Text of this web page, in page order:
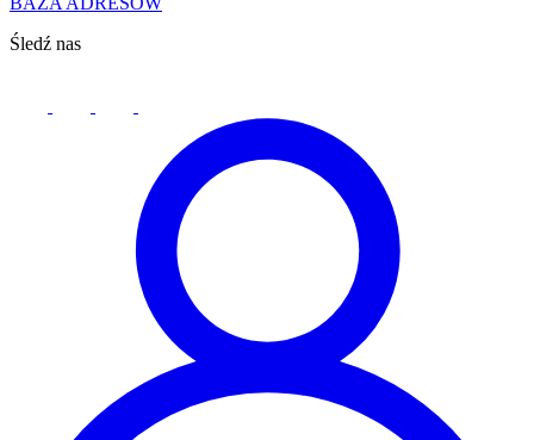
Śledź nas